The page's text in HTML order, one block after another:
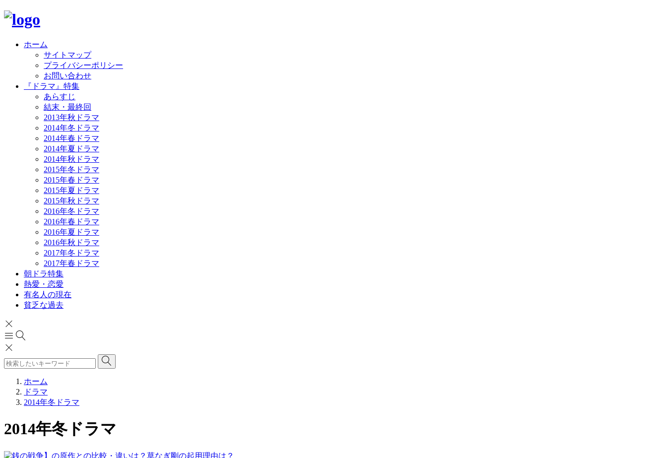
ホーム
サイトマップ
プライバシーポリシー
お問い合わせ
『ドラマ』特集
あらすじ
結末・最終回
2013年秋ドラマ
2014年冬ドラマ
2014年春ドラマ
2014年夏ドラマ
2014年秋ドラマ
2015年冬ドラマ
2015年春ドラマ
2015年夏ドラマ
2015年秋ドラマ
2016年冬ドラマ
2016年春ドラマ
2016年夏ドラマ
2016年秋ドラマ
2017年冬ドラマ
2017年春ドラマ
朝ドラ特集
熱愛・恋愛
有名人の現在
貧乏な過去
ホーム
ドラマ
2014年冬ドラマ
2014年冬ドラマ